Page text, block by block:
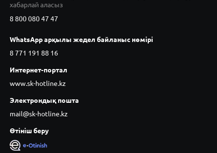
хабарлай аласыз
8 800 080 47 47
WhatsApp арқылы жедел байланыс нөмірі
8 771 191 88 16
Интернет-портал
www.sk-hotline.kz
Электрондық пошта
mail@sk-hotline.kz
Өтініш беру